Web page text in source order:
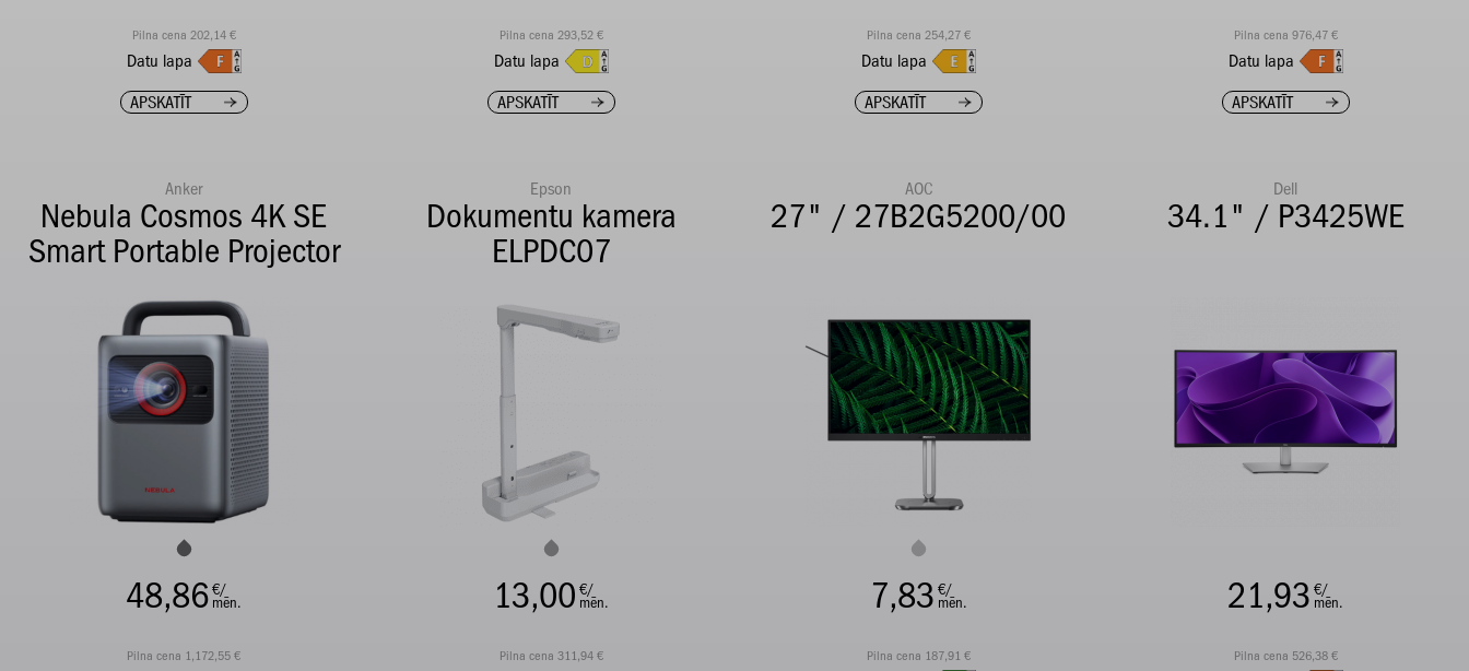
Pilna cena 202,14 €
Datu lapa
APSKATĪT
Pilna cena 293,52 €
Datu lapa
APSKATĪT
Pilna cena 254,27 €
Datu lapa
APSKATĪT
Pilna cena 976,47 €
Datu lapa
APSKATĪT
Anker
Nebula Cosmos 4K SE
Smart Portable Projector
48,86€/
mēn.
Pilna cena 1,172,55 €
Epson
Dokumentu kamera
ELPDC07
13,00 €/
mēn.
Pilna cena 311,94 €
AOC
27" / 27B2G5200/00
7,83 €/
mēn.
Pilna cena 187,91 €
Dell
34.1" / P3425WE
21,93 €/
mēn.
Pilna cena 526,38 €